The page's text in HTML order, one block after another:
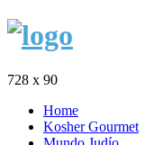
728 x 90
Home
Kosher Gourmet